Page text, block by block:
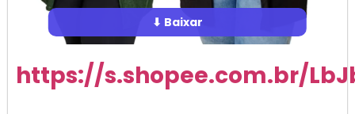
⬇ Baixar
https://s.shopee.com.br/